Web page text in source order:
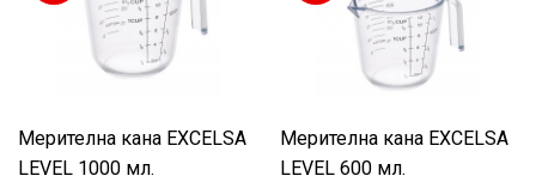
Мерителна кана EXCELSA
LEVEL 1000 мл.
Мерителна кана EXCELSA
LEVEL 600 мл.